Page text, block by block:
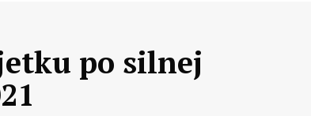
po silnej